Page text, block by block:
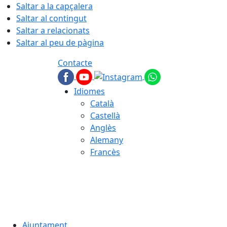
Saltar a la capçalera
Saltar al contingut
Saltar a relacionats
Saltar al peu de pàgina
Contacte
Idiomes
Català
Castellà
Anglès
Alemany
Francès